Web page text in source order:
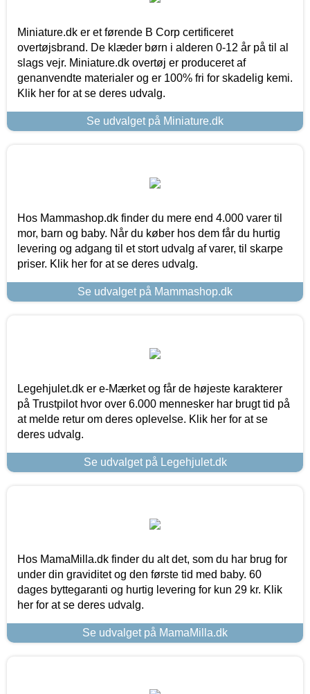
Miniature.dk er et førende B Corp certificeret
overtøjsbrand. De klæder børn i alderen 0-12 år på til al
slags vejr. Miniature.dk overtøj er produceret af
genanvendte materialer og er 100% fri for skadelig kemi.
Klik her for at se deres udvalg.
Se udvalget på Miniature.dk
Hos Mammashop.dk finder du mere end 4.000 varer til
mor, barn og baby. Når du køber hos dem får du hurtig
levering og adgang til et stort udvalg af varer, til skarpe
priser. Klik her for at se deres udvalg.
Se udvalget på Mammashop.dk
Legehjulet.dk er e-Mærket og får de højeste karakterer
på Trustpilot hvor over 6.000 mennesker har brugt tid på
at melde retur om deres oplevelse. Klik her for at se
deres udvalg.
Se udvalget på Legehjulet.dk
Hos MamaMilla.dk finder du alt det, som du har brug for
under din graviditet og den første tid med baby. 60
dages byttegaranti og hurtig levering for kun 29 kr. Klik
her for at se deres udvalg.
Se udvalget på MamaMilla.dk